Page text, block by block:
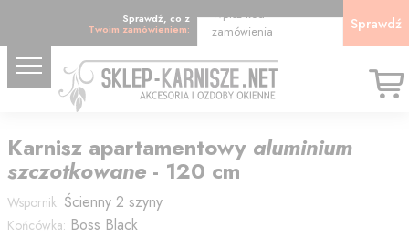
Sprawdź, co z
Twoim zamówieniem:
Wpisz kod
zamówienia
Sprawdź
Karnisz apartamentowy aluminium
szczotkowane - 120 cm
Wspornik: Ścienny 2 szyny
Końcówka: Boss Black